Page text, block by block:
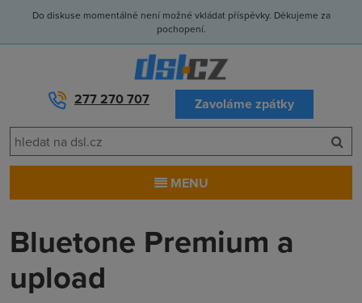
Do diskuse momentálně není možné vkládat příspěvky. Děkujeme za
pochopení.
277 270 707 Zavoláme zpátky
MENU
Bluetone Premium a
upload